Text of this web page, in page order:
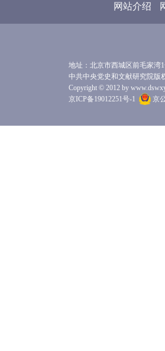
网站介绍
地址：北京市西城区前毛家湾
中共中央党史和文献研究院版
Copyright © 2012 by
京ICP备19012251号-1
京